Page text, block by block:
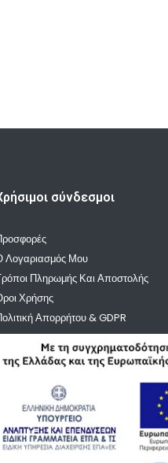
σύνδεσμοι
Λογαριασμός Μου
Πληρωμής Και Αποστολής
Χρήσης
Απορρήτου & GDPR